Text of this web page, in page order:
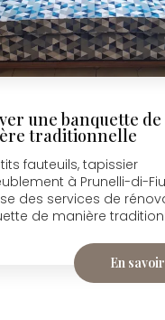
une banquette de
traditionnelle
fauteuils, tapissier
à Prunelli-di-
des services de
de manière
En